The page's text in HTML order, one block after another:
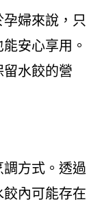
婦來說，只
安心享用。
水餃的營
方式。透過
內可能存在